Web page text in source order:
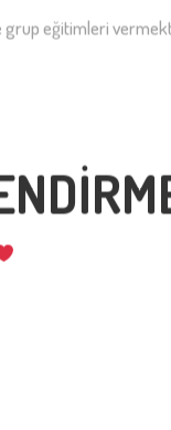
grup eğitimleri